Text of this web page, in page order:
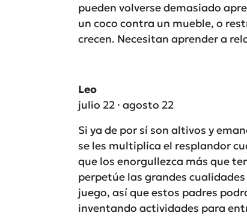
pueden volverse demasiado
un coco contra un mueble, o
crecen. Necesitan aprender a
Leo
julio 22 · agosto 22
Si ya de por sí son altivos y
se les multiplica el resplandor
que los enorgullezca más que
perpetúe las grandes
juego, así que estos padres
inventando actividades para